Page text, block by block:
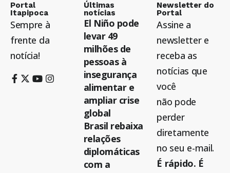
Portal
Itapipoca
Sempre à
frente da
notícia!
Últimas
notícias
El Niño pode
levar 49
milhões de
pessoas à
insegurança
alimentar e
ampliar crise
global
Brasil rebaixa
relações
diplomáticas
com a
Newsletter do
Portal
Assine a
newsletter e
receba as
notícias que
você
não pode
perder
diretamente
no seu e-mail.
É rápido. É